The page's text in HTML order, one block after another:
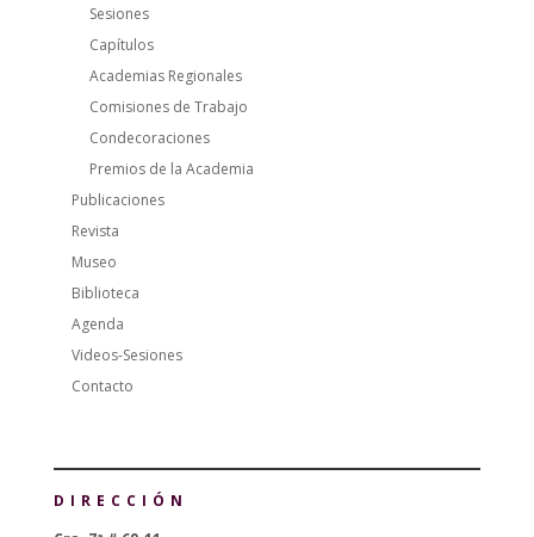
Sesiones
Capítulos
Academias Regionales
Comisiones de Trabajo
Condecoraciones
Premios de la Academia
Publicaciones
Revista
Museo
Biblioteca
Agenda
Videos-Sesiones
Contacto
DIRECCIÓN